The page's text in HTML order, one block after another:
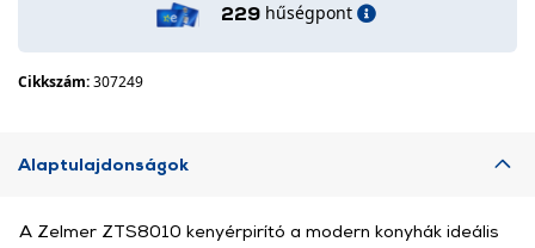
229 hűségpont
Cikkszám:307249
Alaptulajdonságok
A Zelmer ZTS8010 kenyérpirító a modern konyhák ideális